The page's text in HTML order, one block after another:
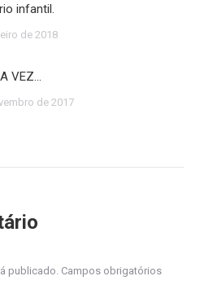
infantil.
de 2018
VEZ…
de 2017
publicado. Campos obrigatórios